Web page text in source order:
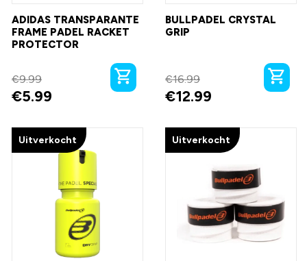
ADIDAS TRANSPARANTE
FRAME PADEL RACKET
PROTECTOR
€9.99
€5.99
BULLPADEL CRYSTAL
GRIP
€16.99
€12.99
Uitverkocht Uitverkocht